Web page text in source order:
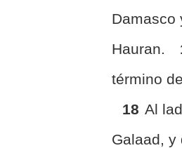
Damasco
Hauran.
término
18 Al
Galaad, y